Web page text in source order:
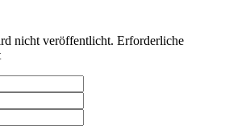
nicht veröffentlicht. Erforderliche